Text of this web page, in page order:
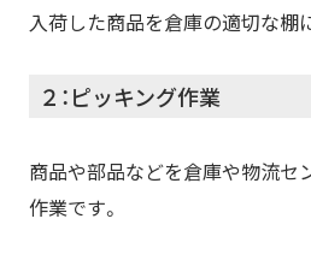
入荷した商品を倉庫の適切な棚
２：ピッキング作業
商品や部品などを倉庫や物流セ
作業です。